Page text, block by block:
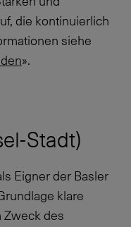
die kontinuierlich
siehe
».
Stadt)
Eigner der Basler
klare
Zweck des